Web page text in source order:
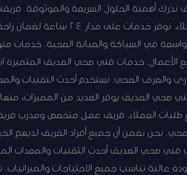
أهمية الحلول السريعة والموثوقة.
والصيانة الصحية، مما يجعلنا
الأعمال. خدمات فني صحي الصديق
والصرف الصحي. نستخدم أحدث التقنيات
الصديق يوفر العديد من المميزات، منها
طلبات العملاء. فريق عمل متخصص ومدرب
نحن نضمن أن جميع أفراد الفريق لديهم
فني صحي الصديق أحدث التقنيات والمعدات
عالية تناسب جميع الاحتياجات